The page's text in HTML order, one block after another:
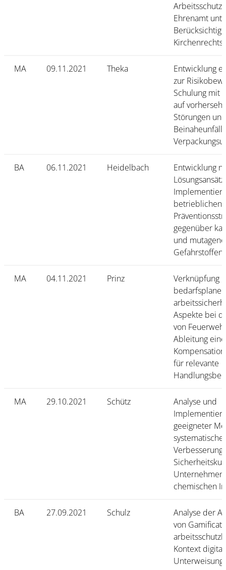
Ehrenamt
Kirchenrechts
MA 09.11.2021 Theka
Entwicklung
zur
Schulung mit
auf
Störungen und
BA 06.11.2021 Heidelbach
Entwicklung
betrieblichen
gegenüber
und
Gefahrstoffen
MA 04.11.2021 Prinz
Verknüpfung
Aspekte bei
von
Ableitung
für relevante
MA 29.10.2021 Schütz
Analyse und
geeigneter
Verbesserung
chemischen
BA 27.09.2021 Schulz
Analyse der
von
Kontext